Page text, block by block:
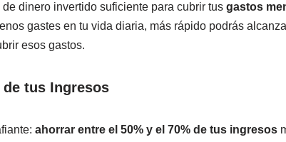
dinero invertido suficiente para cubrir tusgastos
gastes en tu vida diaria, más rápido podrás
esos gastos.
de tus Ingresos
ahorrar entre el 50% y el 70% de tus ingresos